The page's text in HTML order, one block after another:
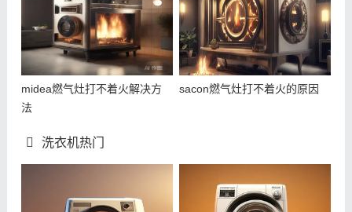
midea燃气灶打不着火解决方
法
sacon燃气灶打不着火的原因
洗衣机热门